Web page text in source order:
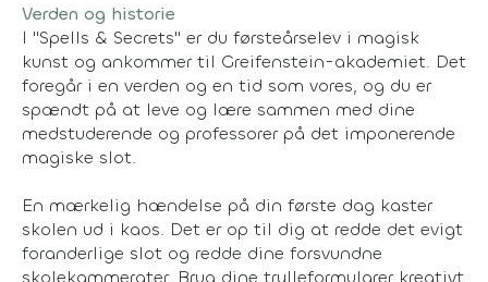
Verden og historie
I "Spells & Secrets" er du førsteårselev i magisk
kunst og ankommer til Greifenstein-akademiet. Det
foregår i en verden og en tid som vores, og du er
spændt på at leve og lære sammen med dine
medstuderende og professorer på det imponerende
magiske slot.
En mærkelig hændelse på din første dag kaster
skolen ud i kaos. Det er op til dig at redde det evigt
foranderlige slot og redde dine forsvundne
skolekammerater. Brug dine trylleformularer kreativt